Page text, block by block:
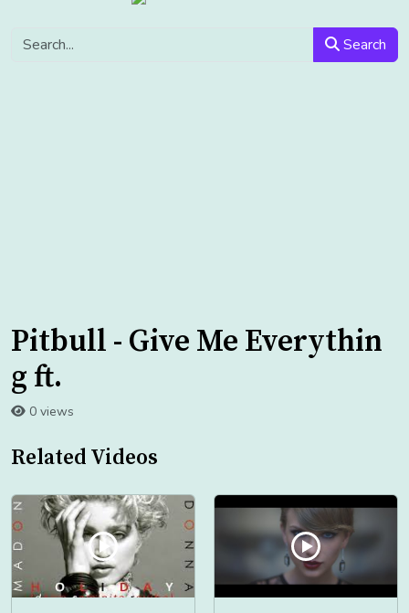
Search
Pitbull - Give Me Everythin
g ft.
0 views
Related Videos